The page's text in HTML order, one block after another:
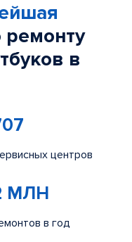
ремонту
в
центров
МЛН
в год